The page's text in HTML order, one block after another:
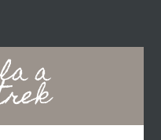
a